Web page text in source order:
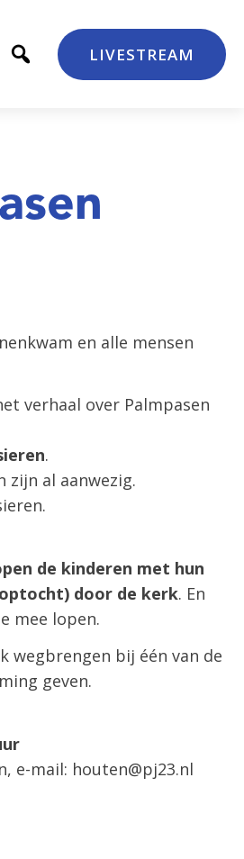
LIVESTREAM
en alle mensen
verhaal over Palmpasen
.
zijn al aanwezig.
de kinderen met hun
door de kerk. En
mee lopen.
wegbrengen bij één van de
geven.
e-mail: houten@pj23.nl